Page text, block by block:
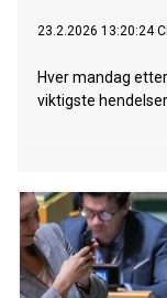
23.2.2026 13:20:24
Hver mandag
viktigste hendelser